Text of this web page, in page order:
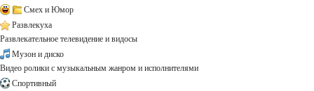
Смех и Юмор
Развлекуха
Развлекательное телевидение и видосы
Музон и диско
Видео ролики с музыкальным жанром и исполнителями
Спортивный